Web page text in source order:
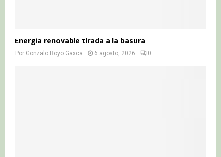
Energía renovable tirada a la basura
Por Gonzalo Royo Gasca 6 agosto, 2026 0